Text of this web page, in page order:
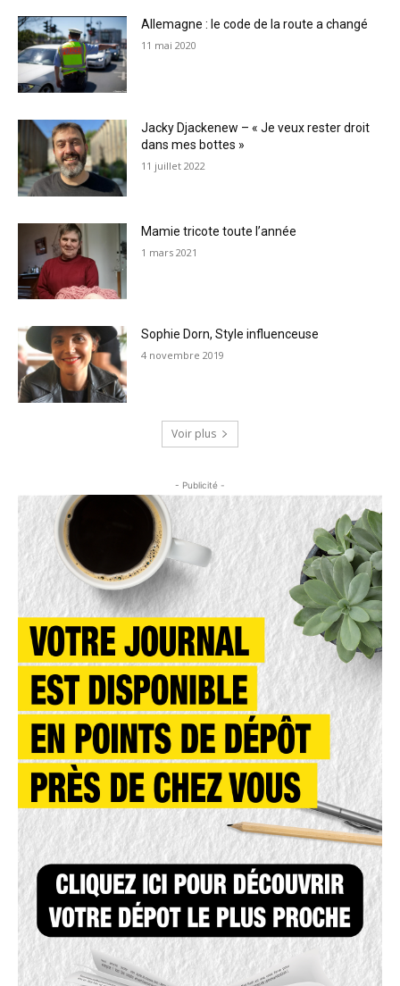
Allemagne : le code de la route a changé
11 mai 2020
Jacky Djackenew – « Je veux rester droit
dans mes bottes »
11 juillet 2022
Mamie tricote toute l’année
1 mars 2021
Sophie Dorn, Style influenceuse
4 novembre 2019
Voir plus
- Publicité -